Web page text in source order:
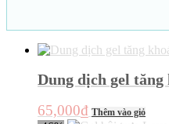
Dung dịch gel
65,000₫ Thêm vào giỏ